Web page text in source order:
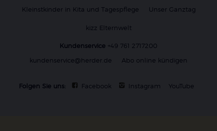
Kleinstkinder in Kita und Tagespflege Unser Ganztag
kizz Elternwelt
Kundenservice +49 761 2717200
kundenservice@herder.de
Abo online kündigen
Folgen Sie uns: Facebook Instagram YouTube